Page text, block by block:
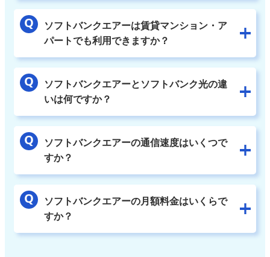
ソフトバンクエアーは賃貸マンション・ア
パートでも利用できますか？
ソフトバンクエアーとソフトバンク光の違
いは何ですか？
ソフトバンクエアーの通信速度はいくつで
すか？
ソフトバンクエアーの月額料金はいくらで
すか？